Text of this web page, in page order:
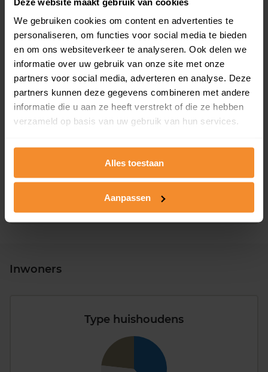
We gebruiken cookies om content en advertenties te
personaliseren, om functies voor social media te bieden
en om ons websiteverkeer te analyseren. Ook delen we
informatie over uw gebruik van onze site met onze
partners voor social media, adverteren en analyse. Deze
partners kunnen deze gegevens combineren met andere
informatie die u aan ze heeft verstrekt of die ze hebben
verzameld op basis van uw gebruik van hun services.
Alles toestaan
Aanpassen
Bouwjaar
1981 - 2007
17%
Inwoners
Type huishoudens